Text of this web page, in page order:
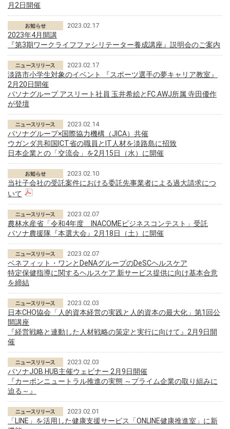
月2日開催
2023.02.17
2023年4月開講
『第3期ワークライフファシリテーター養成講座』説明会のご案内
2023.02.17
淡路市小学生対象のイベント 『スポーツ選手の夢キャリア教室』
2月20日開催
パソナグループ アスリート社員 玉井希絵とFC.AWJ所属 寺田優作
が登壇
2023.02.14
パソナグループ×国際協力機構（JICA）共催
ウガンダ共和国ICT省の職員とIT人材を淡路島に招致
日本企業との「交流会」を2月15日（水）に開催
2023.02.10
当社子会社の受託案件における委託先事業者による過大請求につ
いて
2023.02.07
農林水産省「令和4年度 INACOMEビジネスコンテスト」受託
パソナ農援隊『本選大会』2月18日（土）に開催
2023.02.07
ベネフィット・ワンとDeNAグループのDeSCヘルスケア
特定保健指導に関するヘルスケア 新サービス提供に向け基本合意
を締結
2023.02.03
日本CHO協会「人的資本経営の実践と人的資本の最大化」第1回公
開講座
『経営戦略と連動した人材戦略の策定と実行に向けて』2月9日開
催
2023.02.03
パソナJOB HUB主催ウェビナー 2月9日開催
『カーボンニュートラル推進の実態 ～プライム企業の取り組みに
迫る～』
2023.02.01
「LINE」を活用した健康支援サービス「ONLINE健康推進室」に新